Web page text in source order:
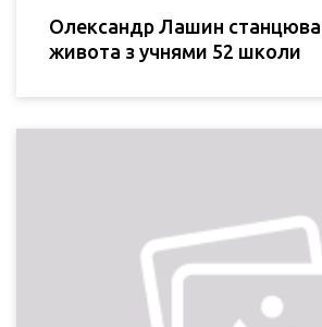
Олександр Лашин
живота з учнями 52 школи